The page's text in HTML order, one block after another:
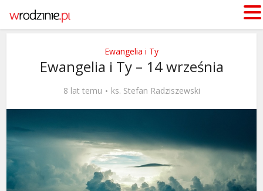
Ewangelia i Ty
Ewangelia i Ty – 14 września
8 lat temu ks. Stefan Radziszewski